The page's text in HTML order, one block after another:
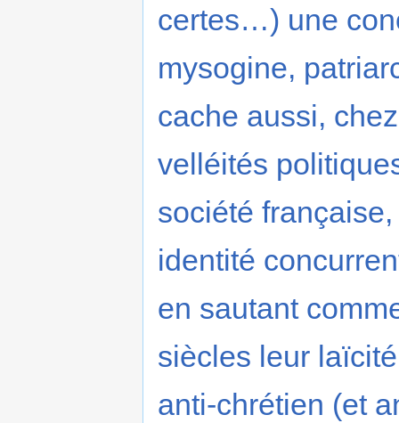
certes…) une
mysogine,
cache aussi,
velléités
société
identité
en sautant
siècles leur
anti-chrétien (et